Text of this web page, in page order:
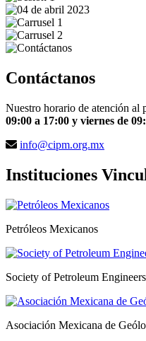
Contáctanos
Nuestro horario de atención al
09:00 a 17:00 y viernes de
info@cipm.org.mx
Instituciones
Petróleos Mexicanos
Society of Petroleum Engineers
Asociación Mexicana de